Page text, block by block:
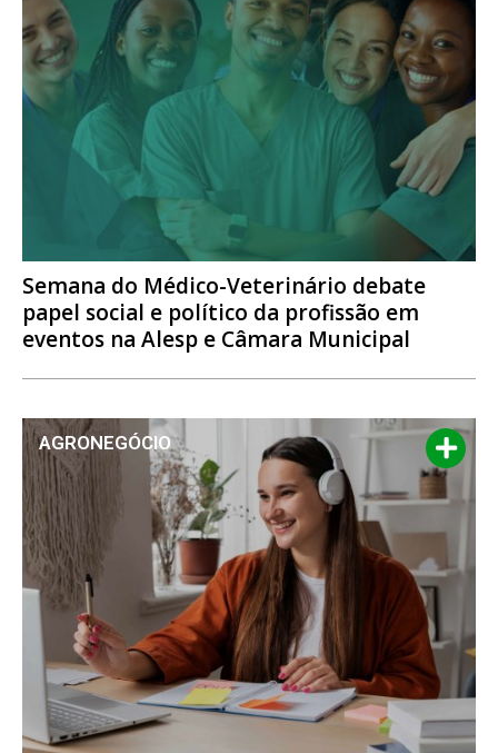
Semana do Médico-Veterinário debate
papel social e político da profissão em
eventos na Alesp e Câmara Municipal
AGRONEGÓCIO